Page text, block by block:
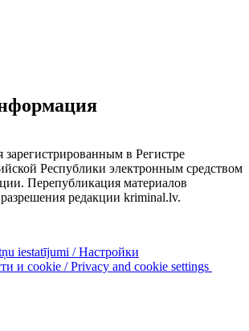
зарегистрированным в Регистре
Республики электронным средством
Перепубликация материалов
редакции kriminal.lv.
iestatījumi / Настройки
и cookie / Privacy and cookie settings